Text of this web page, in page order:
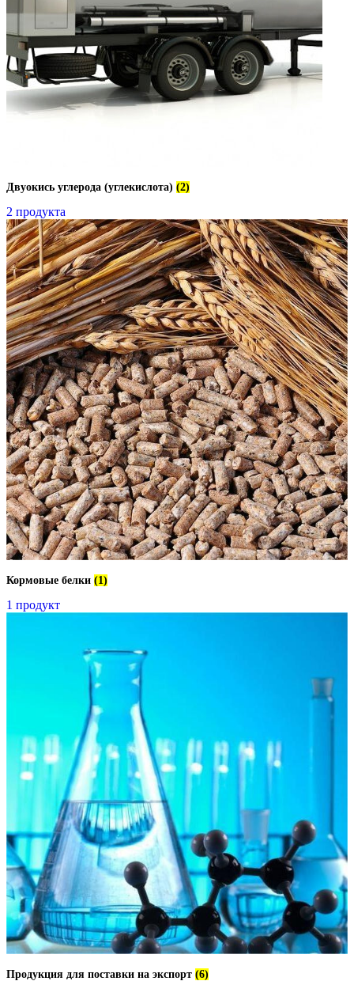
Двуокись углерода (углекислота) (2)
2 продукта
Кормовые белки (1)
1 продукт
Продукция для поставки на экспорт (6)